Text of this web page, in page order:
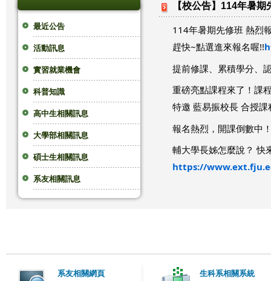
最近公告
活動訊息
實習就業機會
科普知識
高中生相關訊息
大學部相關訊息
碩士生相關訊息
系友相關訊息
【校公告】114年暑
114年暑期先修班 熱烈
趕快~點選進來報名喔!!
提前修課、累積學分、
重磅亮點課程來了！ 課
特邀 藍易振校長 合授課
報名熱烈，開課倒數中
輔大學長姊怎麼說？ 快
https://
系友相關網頁
生科系相關系統